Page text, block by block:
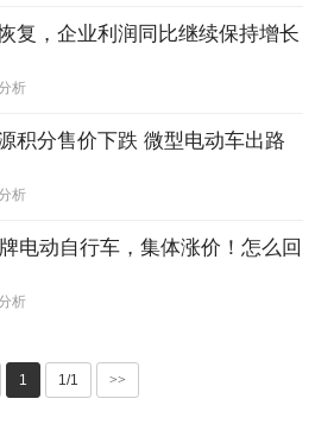
复，企业利润同比继续保持增长
析
积分售价下跌 微型电动车出路
析
电动自行车，集体涨价！怎么回
析
1 1/1 >>